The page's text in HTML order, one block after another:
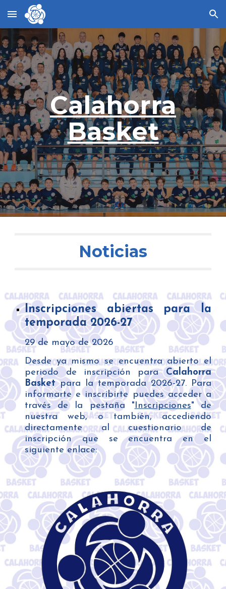
Skip to main content Skip to navigation
Calahorra
Basket
Noticias
Inscripciones abiertas para la
temporada 2026-27
29de mayode 2026
Desde ya mismo se encuentra abierto el
periodo de inscripción para Calahorra
Basketpara la temporada 2026-27. Para
informarte e inscribirte puedes acceder a
través de la pestaña "Inscripciones" de
nuestra web, o también, accediendo
directamente al cuestionario de
inscripción que se encuentra en el
siguiente enlace: